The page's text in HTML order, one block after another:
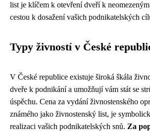
list je klíčem k otevření dveří k
cestou k dosažení vašich podnikatelských
Typy živností v České
V České republice existuje široká škála
dveře k podnikání a umožňují vám stát se
úspěchu. Cena za vydání živnostenského
známého jako živnostenský list, je
realizaci vašich podnikatelských snů. Za